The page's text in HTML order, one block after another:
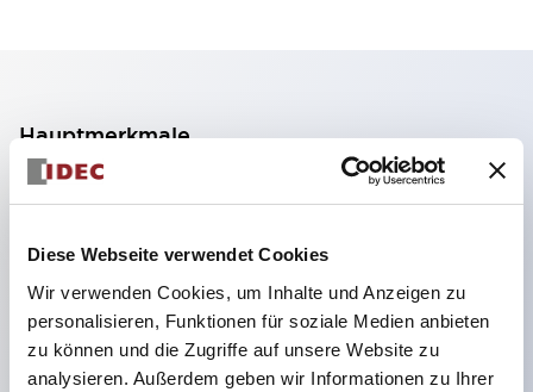
Diese Webseite verwendet Cookies
Wir verwenden Cookies, um Inhalte und Anzeigen zu
personalisieren, Funktionen für soziale Medien anbieten
zu können und die Zugriffe auf unsere Website zu
analysieren. Außerdem geben wir Informationen zu Ihrer
Hauptmerkmale
Nur 23,9 mm Tiefe hinter dem Bedienfeld,
IDECs innovative sichere Bruchfunktion stellt
sicher, dass alle NC-Kontakte öffnen, wenn der
Kontaktblock vom Bediener getrennt wird,